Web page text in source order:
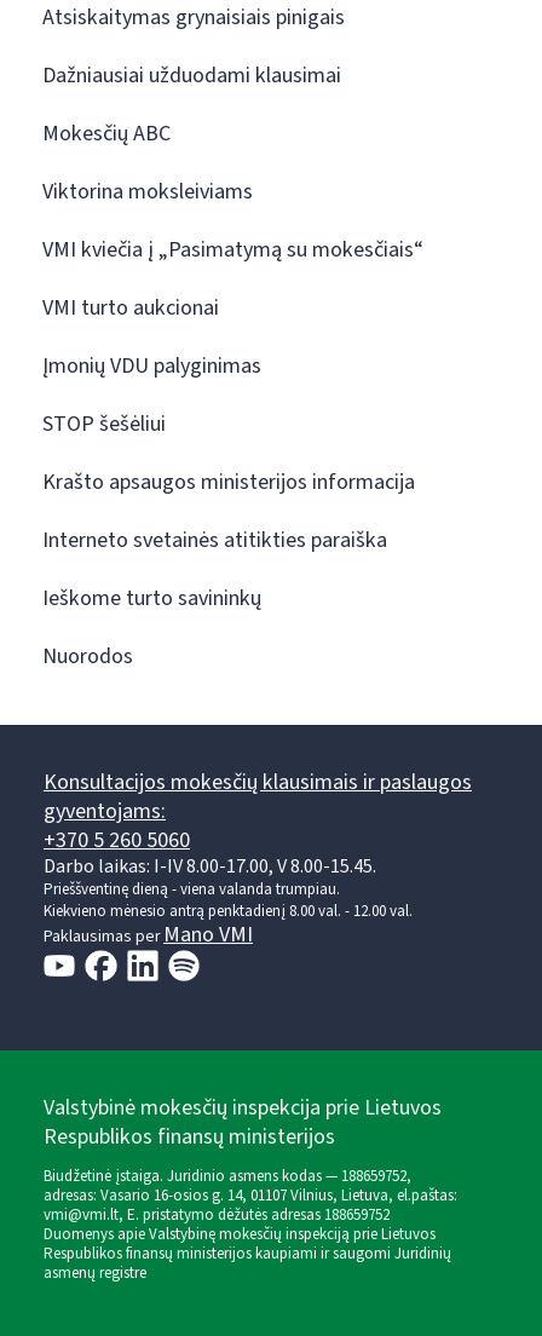
Atsiskaitymas grynaisiais pinigais
Dažniausiai užduodami klausimai
Mokesčių ABC
Viktorina moksleiviams
VMI kviečia į „Pasimatymą su mokesčiais“
VMI turto aukcionai
Įmonių VDU palyginimas
STOP šešėliui
Krašto apsaugos ministerijos informacija
Interneto svetainės atitikties paraiška
Ieškome turto savininkų
Nuorodos
Konsultacijos mokesčių klausimais ir paslaugos
gyventojams:
+370 5 260 5060
Darbo laikas: I-IV 8.00-17.00, V 8.00-15.45.
Prieššventinę dieną - viena valanda trumpiau.
Kiekvieno mėnesio antrą penktadienį 8.00 val. - 12.00 val.
Paklausimas per Mano VMI
Valstybinė mokesčių inspekcija prie Lietuvos
Respublikos finansų ministerijos
Biudžetinė įstaiga. Juridinio asmens kodas — 188659752,
adresas: Vasario 16-osios g. 14, 01107 Vilnius, Lietuva, el.paštas:
vmi@vmi.lt, E. pristatymo dėžutės adresas 188659752
Duomenys apie Valstybinę mokesčių inspekciją prie Lietuvos
Respublikos finansų ministerijos kaupiami ir saugomi Juridinių
asmenų registre